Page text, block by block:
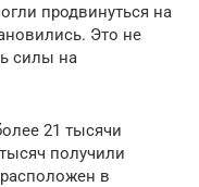
продвинуться на
Это не
силы на
21 тысячи
получили
в